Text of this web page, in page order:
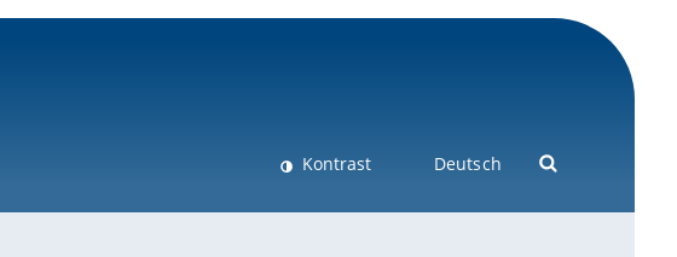
Kontrast Deutsch